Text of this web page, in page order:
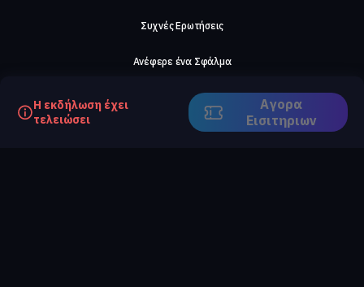
Η εκδήλωση έχει
τελειώσει
Αγορα
Eισιτηριων
Συχνές Ερωτήσεις
Ανέφερε ένα Σφάλμα
Σχετικά με μας
Careers